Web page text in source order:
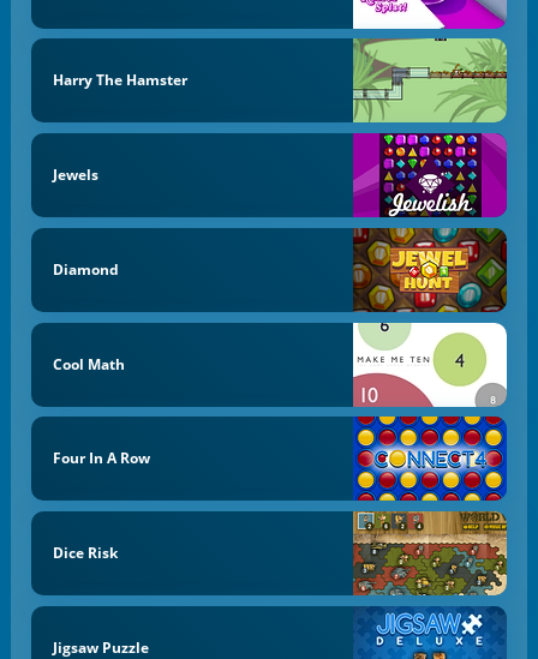
Harry The Hamster
Jewels
Diamond
Cool Math
Four In A Row
Dice Risk
Jigsaw Puzzle